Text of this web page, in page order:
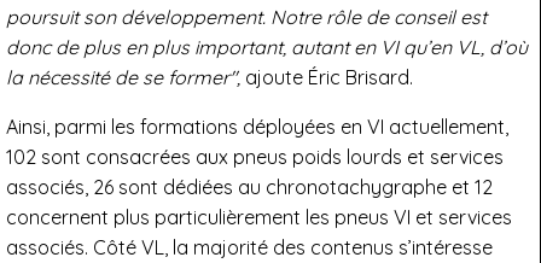
poursuit son développement. Notre rôle de conseil est
donc de plus en plus important, autant en VI qu’en VL, d’où
la nécessité de se former", ajoute Éric Brisard.
Ainsi, parmi les formations déployées en VI actuellement,
102 sont consacrées aux pneus poids lourds et services
associés, 26 sont dédiées au chronotachygraphe et 12
concernent plus particulièrement les pneus VI et services
associés. Côté VL, la majorité des contenus s’intéresse